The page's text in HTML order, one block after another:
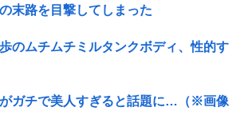
末路を目撃してしまった
のムチムチミルタンクボディ、性的す
ガチで美人すぎると話題に…（※画像